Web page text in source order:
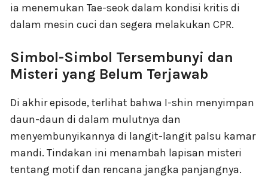
ia menemukan Tae-seok dalam kondisi kritis di
dalam mesin cuci dan segera melakukan CPR.
Simbol-Simbol Tersembunyi dan
Misteri yang Belum Terjawab
Di akhir episode, terlihat bahwa I-shin menyimpan
daun-daun di dalam mulutnya dan
menyembunyikannya di langit-langit palsu kamar
mandi. Tindakan ini menambah lapisan misteri
tentang motif dan rencana jangka panjangnya.